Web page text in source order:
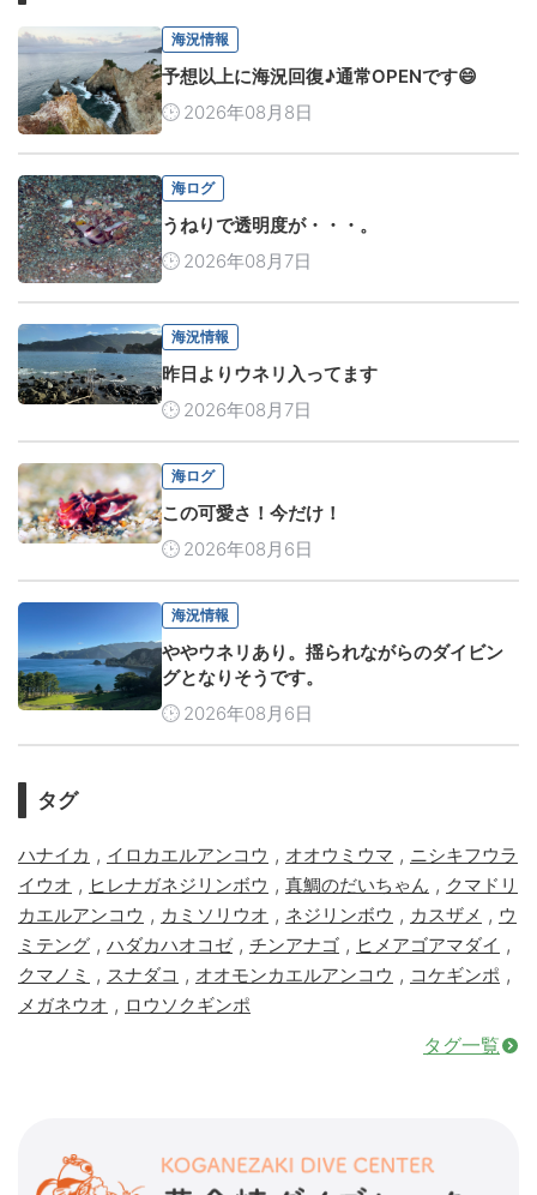
海況情報
予想以上に海況回復♪通常OPENです😄
2026年08月8日
海ログ
うねりで透明度が・・・。
2026年08月7日
海況情報
昨日よりウネリ入ってます
2026年08月7日
海ログ
この可愛さ！今だけ！
2026年08月6日
海況情報
ややウネリあり。揺られながらのダイビン
グとなりそうです。
2026年08月6日
タグ
ハナイカ , イロカエルアンコウ , オオウミウマ , ニシキフウラ
イウオ , ヒレナガネジリンボウ , 真鯛のだいちゃん , クマドリ
カエルアンコウ , カミソリウオ , ネジリンボウ , カスザメ , ウ
ミテング , ハダカハオコゼ, チンアナゴ , ヒメアゴアマダイ ,
クマノミ , スナダコ , オオモンカエルアンコウ , コケギンポ ,
メガネウオ , ロウソクギンポ
タグ一覧